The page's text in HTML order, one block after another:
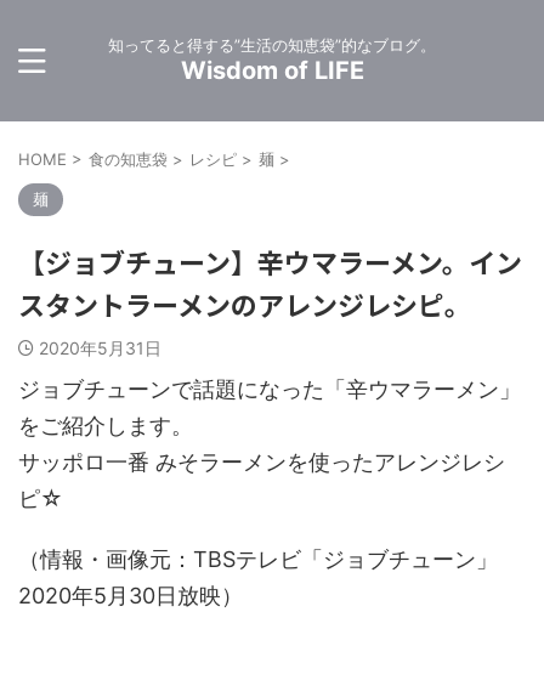
知ってると得する”生活の知恵袋”的なブログ。
Wisdom of LIFE
HOME > 食の知恵袋 > レシピ > 麺 >
麺
【ジョブチューン】辛ウマラーメン。イン
スタントラーメンのアレンジレシピ。
2020年5月31日
ジョブチューンで話題になった「辛ウマラーメン」
をご紹介します。
サッポロ一番 みそラーメンを使ったアレンジレシ
ピ☆
（情報・画像元：TBSテレビ「ジョブチューン」
2020年5月30日放映）